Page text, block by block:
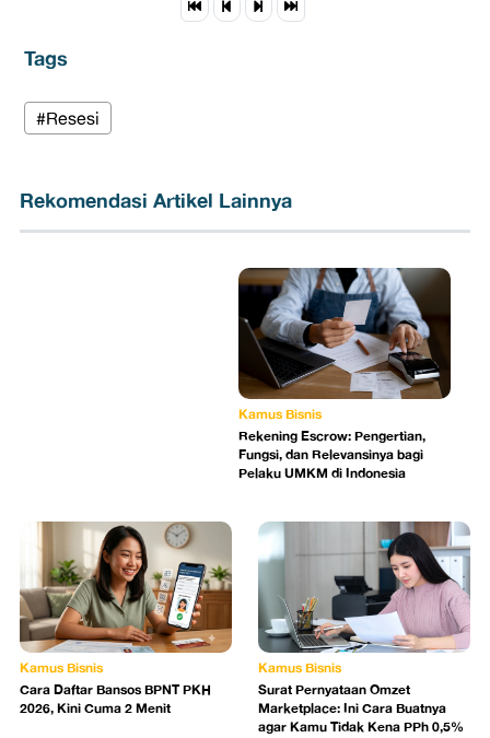
Tags
#Resesi
Rekomendasi Artikel Lainnya
Kamus Bisnis
Rekening Escrow: Pengertian,
Fungsi, dan Relevansinya bagi
Pelaku UMKM di Indonesia
Kamus Bisnis
Cara Daftar Bansos BPNT PKH
2026, Kini Cuma 2 Menit
Kamus Bisnis
Surat Pernyataan Omzet
Marketplace: Ini Cara Buatnya
agar Kamu Tidak Kena PPh 0,5%